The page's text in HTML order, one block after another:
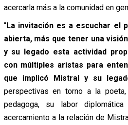
acercarla más a la comunidad en
“La invitación es a escuchar el
abierta, más que tener una
y su legado esta actividad
con múltiples aristas para
que implicó Mistral y su
perspectivas en torno a la
pedagoga, su labor
acercamiento a la relación de